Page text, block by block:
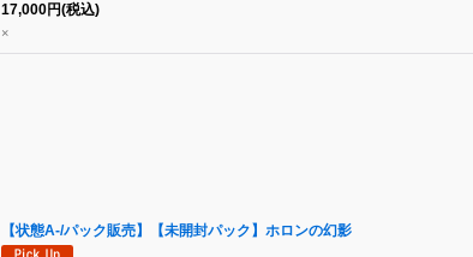
17,000円(税込)
×
【状態A-/パック販売】【未開封パック】ホロンの幻影